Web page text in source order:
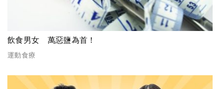
飲食男女 萬惡鹽為首！
運動食療